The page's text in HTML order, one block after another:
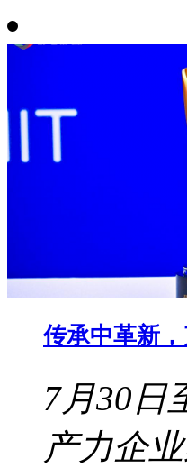
传承中革新
7月30日
产力企